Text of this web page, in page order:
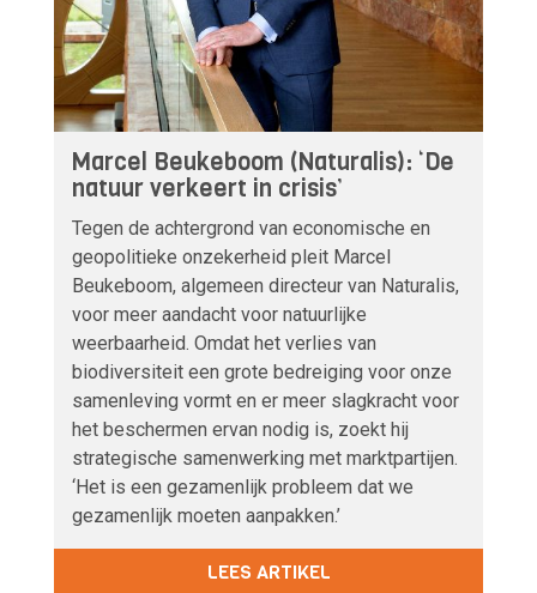
Marcel Beukeboom (Naturalis): ‘De
natuur verkeert in crisis’
Tegen de achtergrond van economische en
geopolitieke onzekerheid pleit Marcel
Beukeboom, algemeen directeur van Naturalis,
voor meer aandacht voor natuurlijke
weerbaarheid. Omdat het verlies van
biodiversiteit een grote bedreiging voor onze
samenleving vormt en er meer slagkracht voor
het beschermen ervan nodig is, zoekt hij
strategische samenwerking met marktpartijen.
‘Het is een gezamenlijk probleem dat we
gezamenlijk moeten aanpakken.’
LEES ARTIKEL